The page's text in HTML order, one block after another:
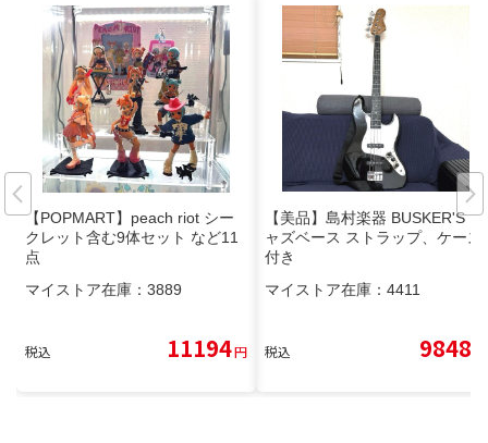
【POPMART】peach riot シー
クレット含む9体セット など11
点
マイストア在庫： 3889
税込 11194円
【美品】島村楽器 BUSKER'S ジ
ャズベース ストラップ、ケース
付き
マイストア在庫： 4411
税込 9848